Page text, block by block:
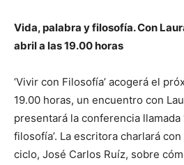
Vida, palabra y filosofía. Con
abril a las 19.00 horas
‘Vivir con Filosofía’ acogerá el
19.00 horas, un encuentro con
presentará la conferencia llamada
filosofía’. La escritora charlará
ciclo, José Carlos Ruíz, sobre